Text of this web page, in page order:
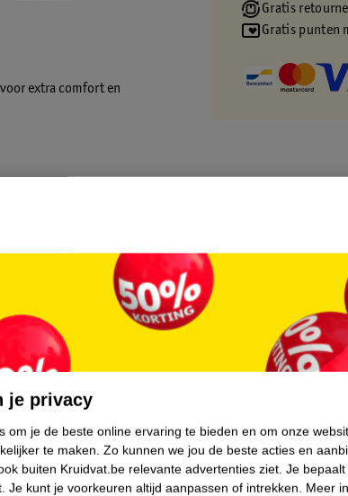
extra comfort en
Gratis
Gratis punten
je privacy
om je de beste online ervaring te bieden en om onze
te maken. Zo kunnen we jou de beste acties en
buiten Kruidvat.be relevante advertenties ziet. Je
Je kunt je voorkeuren altijd aanpassen of intrekken. Meer